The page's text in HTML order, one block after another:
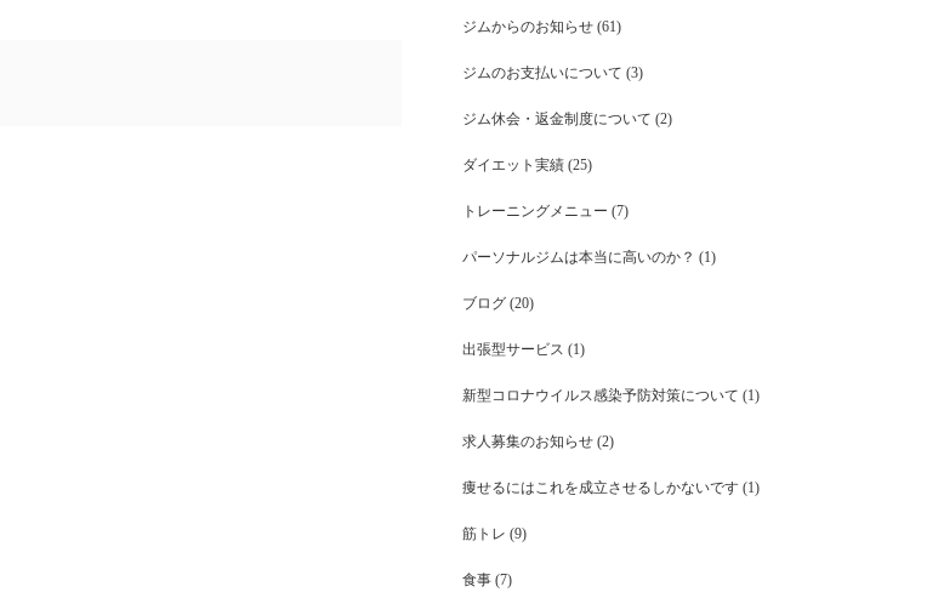
ジムからのお知らせ (61)
ジムのお支払いについて (3)
ジム休会・返金制度について (2)
ダイエット実績 (25)
トレーニングメニュー (7)
パーソナルジムは本当に高いのか？ (1)
ブログ (20)
出張型サービス (1)
新型コロナウイルス感染予防対策について (1)
求人募集のお知らせ (2)
痩せるにはこれを成立させるしかないです (1)
筋トレ (9)
食事 (7)